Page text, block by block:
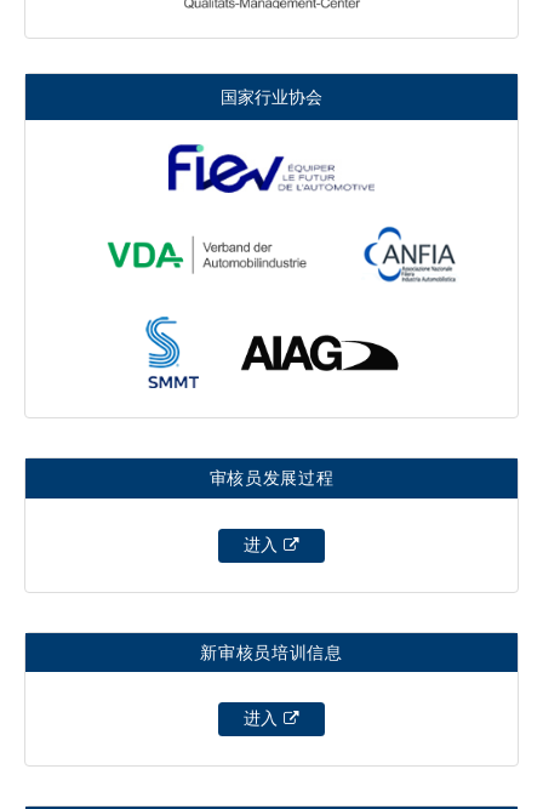
国家行业协会
审核员发展过程
进入
新审核员培训信息
进入